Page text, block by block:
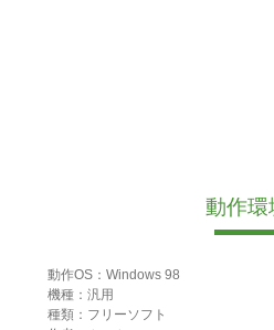
動作環
動作OS：Windows 98
機種：汎用
種類：フリーソフト